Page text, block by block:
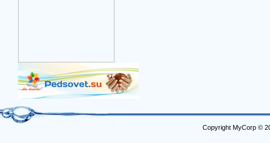
Copyright MyCorp ©